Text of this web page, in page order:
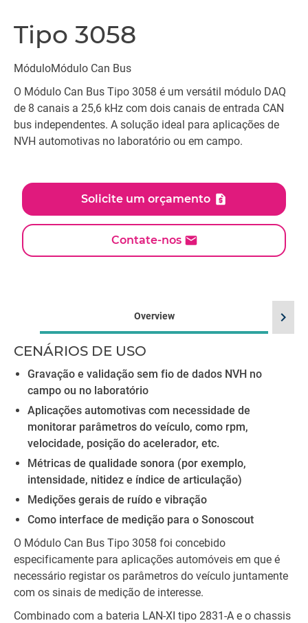
Tipo 3058
MóduloMódulo Can Bus
O Módulo Can Bus Tipo 3058 é um versátil módulo DAQ
de 8 canais a 25,6 kHz com dois canais de entrada CAN
bus independentes. A solução ideal para aplicações de
NVH automotivas no laboratório ou em campo.
Solicite um orçamento
Contate-nos
Overview
CENÁRIOS DE USO
Gravação e validação sem fio de dados NVH no
campo ou no laboratório
Aplicações automotivas com necessidade de
monitorar parâmetros do veículo, como rpm,
velocidade, posição do acelerador, etc.
Métricas de qualidade sonora (por exemplo,
intensidade, nitidez e índice de articulação)
Medições gerais de ruído e vibração
Como interface de medição para o Sonoscout
O Módulo Can Bus Tipo 3058 foi concebido
especificamente para aplicações automóveis em que é
necessário registar os parâmetros do veículo juntamente
com os sinais de medição de interesse.
Combinado com a bateria LAN-XI tipo 2831-A e o chassis
chevron_right